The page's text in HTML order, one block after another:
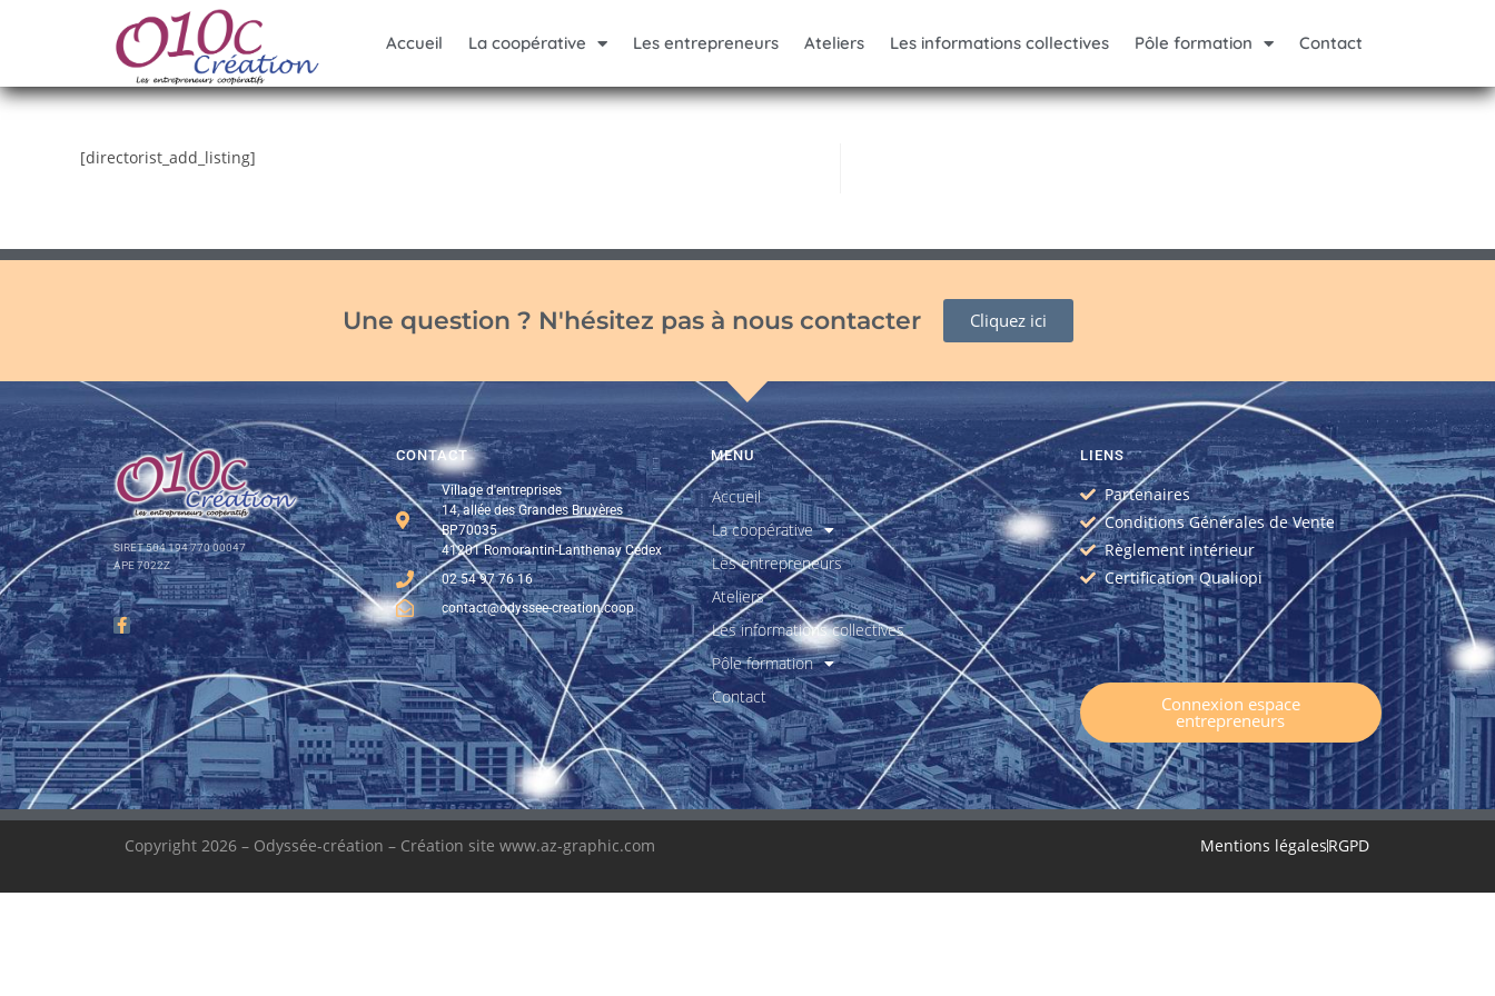
Accueil La coopérative Les entrepreneurs Ateliers Les informations collectives Pôle formation Contact
[directorist_add_listing]
Une question ? N'hésitez pas à nous contacter Cliquez ici
SIRET 504 194 770 00047
APE 7022Z
CONTACT
Village d'entreprises
14, allée des Grandes Bruyères
BP70035
41201 Romorantin-Lanthenay Cedex
02 54 97 76 16
contact@odyssee-creation.coop
MENU
Accueil
La coopérative
Les entrepreneurs
Ateliers
Les informations collectives
Pôle formation
Contact
LIENS
Partenaires
Conditions Générales de Vente
Règlement intérieur
Certification Qualiopi
Connexion espace
entrepreneurs
Copyright 2026 – Odyssée-création – Création site www.az-graphic.com Mentions légalesRGPD